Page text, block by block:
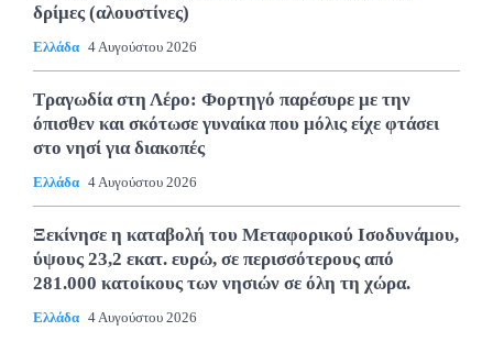
δρίμες (αλουστίνες)
Ελλάδα 4 Αυγούστου 2026
Τραγωδία στη Λέρο: Φορτηγό παρέσυρε με την
όπισθεν και σκότωσε γυναίκα που μόλις είχε φτάσει
στο νησί για διακοπές
Ελλάδα 4 Αυγούστου 2026
Ξεκίνησε η καταβολή του Μεταφορικού Ισοδυνάμου,
ύψους 23,2 εκατ. ευρώ, σε περισσότερους από
281.000 κατοίκους των νησιών σε όλη τη χώρα.
Ελλάδα 4 Αυγούστου 2026